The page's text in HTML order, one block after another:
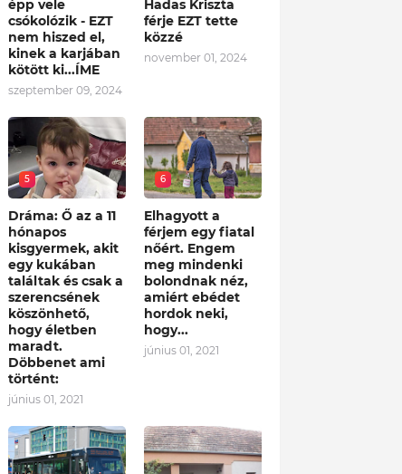
épp vele
csókolózik - EZT
nem hiszed el,
kinek a karjában
kötött ki...ÍME
szeptember 09, 2024
Hadas Kriszta
férje EZT tette
közzé
november 01, 2024
5
Dráma: Ő az a 11
hónapos
kisgyermek, akit
egy kukában
találtak és csak a
szerencsének
köszönhető,
hogy életben
maradt.
Döbbenet ami
történt:
június 01, 2021
6
Elhagyott a
férjem egy fiatal
nőért. Engem
meg mindenki
bolondnak néz,
amiért ebédet
hordok neki,
hogy...
június 01, 2021